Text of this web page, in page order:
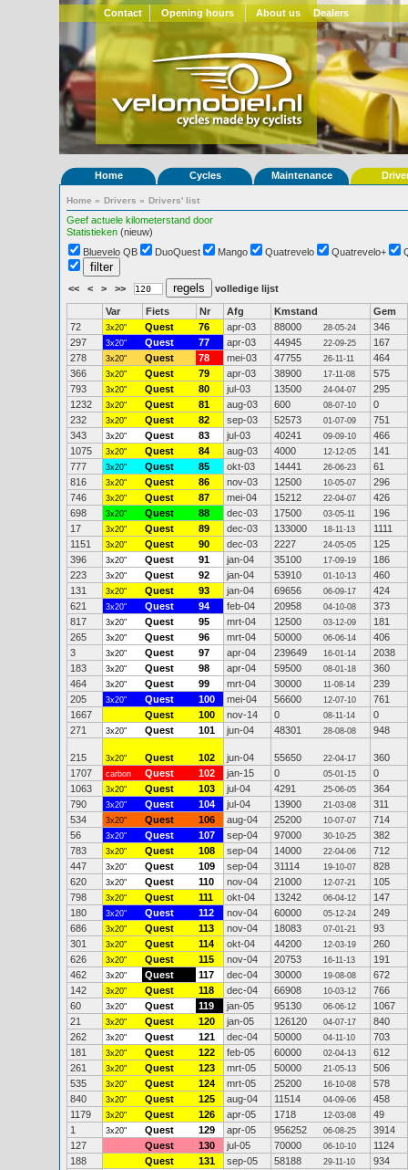
Contact Opening hours About us Dealers
Home Cycles Maintenance
Home » Drivers » Drivers' list
Geef actuele kilometerstand door
Statistieken (nieuw)
Bluevelo QB
DuoQuest Mango Quatrevelo Quatrevelo+
<< < > >> volledige lijst
Var Fiets Nr Afg Kmstand
Gem
72
3x20" Quest 76 apr-03 88000 28-05-24
346
297
3x20" Quest 77 apr-03 44945 22-09-25
167
278
3x20" Quest 78 mei-03 47755 26-11-11
464
366
3x20" Quest 79 apr-03 38900 17-11-08
575
793
3x20" Quest 80 jul-03 13500 24-04-07
295
1232
3x20" Quest 81 aug-03 600 08-07-10
0
232
3x20" Quest 82 sep-03 52573 01-07-09
751
343
3x20" Quest 83 jul-03 40241 09-09-10
466
1075
3x20" Quest 84 aug-03 4000 12-12-05
141
777
3x20" Quest 85 okt-03 14441 26-06-23
61
816
3x20" Quest 86 nov-03 12500 10-05-07
296
746
3x20" Quest 87 mei-04 15212 22-04-07
426
698
3x20" Quest 88 dec-03 17500 03-05-11
196
17
3x20" Quest 89 dec-03 133000 18-11-13
1111
1151
3x20" Quest 90 dec-03 2227 24-05-05
125
396
3x20" Quest 91 jan-04 35100 17-09-19
186
223
3x20" Quest 92 jan-04 53910 01-10-13
460
131
3x20" Quest 93 jan-04 69656 06-09-17
424
621
3x20" Quest 94 feb-04 20958 04-10-08
373
817
3x20" Quest 95 mrt-04 12500 03-12-09
181
265
3x20" Quest 96 mrt-04 50000 06-06-14
406
3
3x20" Quest 97 apr-04 239649 16-01-14
2038
183
3x20" Quest 98 apr-04 59500 08-01-18
360
464
3x20" Quest 99 mrt-04 30000 11-08-14
239
205
3x20" Quest 100 mei-04 56600 12-07-10
761
1667
Quest 100 nov-14 0 08-11-14
0
271
3x20" Quest 101 jun-04 48301 28-08-08 948
215 3x20" Quest 102 jun-04 55650 22-04-17
360
1707
carbon Quest 102 jan-15 0 05-01-15
0
1063
3x20" Quest 103 jul-04 4291 25-06-05
364
790
3x20" Quest 104 jul-04 13900 21-03-08
311
534
3x20" Quest 106 aug-04 25200 10-07-07
714
56
3x20" Quest 107 sep-04 97000 30-10-25
382
783
3x20" Quest 108 sep-04 14000 22-04-06
712
447
3x20" Quest 109 sep-04 31114 19-10-07
828
620
3x20" Quest 110 nov-04 21000 12-07-21
105
798
3x20" Quest 111 okt-04 13242 06-04-12
147
180
3x20" Quest 112 nov-04 60000 05-12-24
249
686
3x20" Quest 113 nov-04 18083 07-01-21
93
301
3x20" Quest 114 okt-04 44200 12-03-19
260
626
3x20" Quest 115 nov-04 20753 16-11-13
191
462
3x20" Quest 117 dec-04 30000 19-08-08
672
142
3x20" Quest 118 dec-04 66908 10-03-12
766
60
3x20" Quest 119 jan-05 95130 06-06-12
1067
21
3x20" Quest 120 jan-05 126120 04-07-17
840
262
3x20" Quest 121 dec-04 50000 04-11-10
703
181
3x20" Quest 122 feb-05 60000 02-04-13
612
261
3x20" Quest 123 mrt-05 50000 21-05-13
506
535
3x20" Quest 124 mrt-05 25200 16-10-08
578
840
3x20" Quest 125 aug-04 11514 04-09-06
458
1179
3x20" Quest 126 apr-05 1718 12-03-08
49
1
3x20" Quest 129 apr-05 956252 06-08-25
3914
127
Quest 130 jul-05 70000 06-10-10
1124
188
Quest 131 sep-05 58188 29-11-10
934